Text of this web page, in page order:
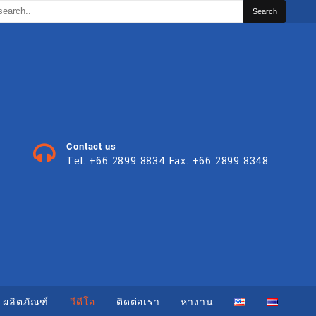
Contact us
Tel. +66 2899 8834 Fax. +66 2899 8348
ผลิตภัณฑ์ วีดีโอ ติดต่อเรา หางาน